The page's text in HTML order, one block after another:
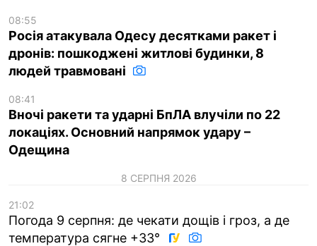
08:55
Росія атакувала Одесу десятками ракет і
дронів: пошкоджені житлові будинки, 8
людей травмовані
08:41
Вночі ракети та ударні БпЛА влучіли по 22
локаціях. Основний напрямок удару –
Одещина
8 СЕРПНЯ 2026
21:02
Погода 9 серпня: де чекати дощів і гроз, а де
температура сягне +33°